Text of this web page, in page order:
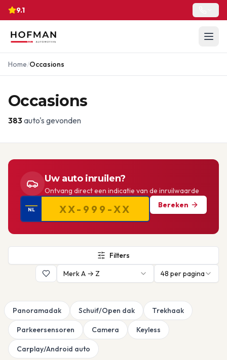
9.1
Home/Occasions
Occasions
383auto's gevonden
Uw auto inruilen?
Ontvang direct een indicatie van de inruilwaarde
NL
Bereken
Filters
Merk A → Z
48 per pagina
Panoramadak Schuif/Open dak Trekhaak
Parkeersensoren Camera Keyless
Carplay/Android auto